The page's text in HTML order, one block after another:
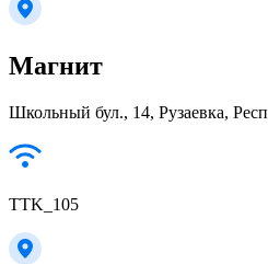
Магнит
Школьный бул., 14, Рузаевка,
TTK_105